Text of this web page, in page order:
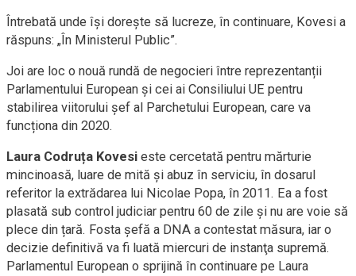
Întrebată unde își dorește să lucreze, în continuare, Kovesi a
răspuns: „În Ministerul Public”.
Joi are loc o nouă rundă de negocieri între reprezentanții
Parlamentului European și cei ai Consiliului UE pentru
stabilirea viitorului șef al Parchetului European, care va
funcționa din 2020.
Laura Codruța Kovesi este cercetată pentru mărturie
mincinoasă, luare de mită şi abuz în serviciu, în dosarul
referitor la extrădarea lui Nicolae Popa, în 2011. Ea a fost
plasată sub control judiciar pentru 60 de zile și nu are voie să
plece din țară. Fosta şefă a DNA a contestat măsura, iar o
decizie definitivă va fi luată miercuri de instanţa supremă.
Parlamentul European o sprijină în continuare pe Laura